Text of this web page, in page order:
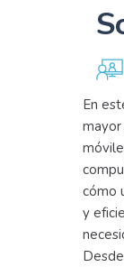
En
cómo
y